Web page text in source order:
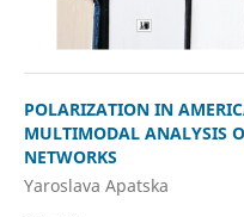
POLARIZATION IN
MULTIMODAL ANALYSIS
NETWORKS
Yaroslava Apatska